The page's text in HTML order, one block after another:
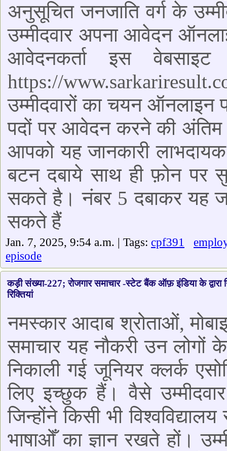
अनुसूचित जनजाति वर्ग के
उम्मीदवार अपना आवेदन
आवेदनकर्ता इस
https://
उम्मीदवारों का चयन ऑनलाइन
पदों पर आवेदन करने की अंतिम
आपको यह जानकारी लाभदायक
बटन दबाये साथ ही फ़ोन पर
सकते है। नंबर 5 दबाकर यह
सकते हैं
Jan. 7, 2025, 9:54 a.m. | Tags: cpf391
episode
कड़ी संख्या-227; रोजगार समाचार -स्टेट बैंक ऑफ़ इंडिया के द्वारा
रिक्तियां
नमस्कार आदाब श्रोताओं,
समाचार यह नौकरी उन लोगों
निकाली गई जूनियर क्लर्क
लिए इच्छुक हैं। वैसे
जिन्होंने किसी भी
भाषाओँ का ज्ञान रखते हों।